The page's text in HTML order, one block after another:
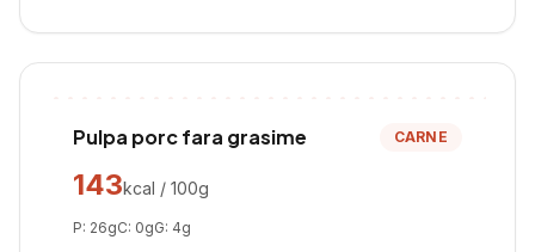
Pulpa porc fara grasime CARNE
143kcal / 100g
P: 26gC: 0gG: 4g